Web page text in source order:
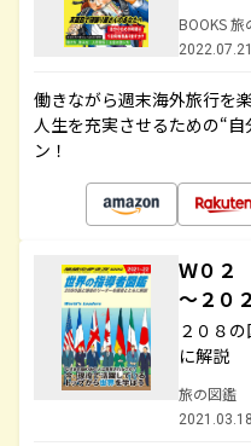
BOOKS 旅
働きながら週末海外旅行を
人生を充実させるための“
ン！
Ｗ０２
～２０
２０８
に解説
旅の図鑑